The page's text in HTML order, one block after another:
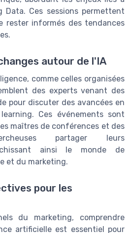
Data. Ces sessions permettent
rester informés des tendances
autour de l'IA
comme celles organisées
des experts venant des
pour discuter des avancées en
Ces événements sont
maîtres de conférences et des
partager leurs
ainsi le monde de
et du marketing.
pour les
du marketing, comprendre
artificielle est essentiel pour